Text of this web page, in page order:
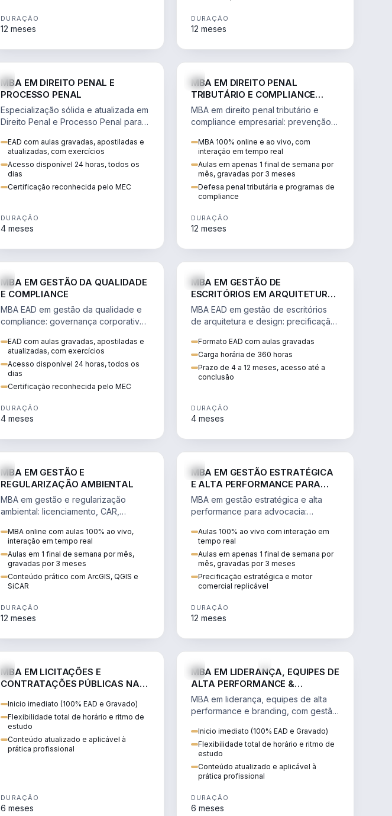
DURAÇÃO
12 meses
DURAÇÃO
12 meses
MBA EM DIREITO PENAL E
PROCESSO PENAL
Especialização sólida e atualizada em
Direito Penal e Processo Penal para a
jurídicos.
EAD com aulas gravadas, apostiladas e
atualizadas, com exercícios
Acesso disponível 24 horas, todos os
dias
Certificação reconhecida pelo MEC
DURAÇÃO
4 meses
MBA EM DIREITO PENAL
TRIBUTÁRIO E COMPLIANCE
EMPRESARIAL
MBA em direito penal tributário e
compliance empresarial: prevenção à
tributários e auditoria.
MBA 100% online e ao vivo, com
interação em tempo real
Aulas em apenas 1 final de semana por
mês, gravadas por 3 meses
Defesa penal tributária e programas de
compliance
DURAÇÃO
12 meses
MBA EM GESTÃO DA QUALIDADE
E COMPLIANCE
MBA EAD em gestão da qualidade e
compliance: governança corporativa,
contínua e IA aplicada a processos.
EAD com aulas gravadas, apostiladas e
atualizadas, com exercícios
Acesso disponível 24 horas, todos os
dias
Certificação reconhecida pelo MEC
DURAÇÃO
4 meses
MBA EM GESTÃO DE
ESCRITÓRIOS EM ARQUITETURA
E DESIGN
MBA EAD em gestão de escritórios
de arquitetura e design: precificação,
gestão de equipes criativas.
Formato EAD com aulas gravadas
Carga horária de 360 horas
Prazo de 4 a 12 meses, acesso até a
conclusão
DURAÇÃO
4 meses
MBA EM GESTÃO E
REGULARIZAÇÃO AMBIENTAL
MBA em gestão e regularização
ambiental: licenciamento, CAR,
perícia ambiental com ArcGIS, QGIS e
SiCAR.
MBA online com aulas 100% ao vivo,
interação em tempo real
Aulas em 1 final de semana por mês,
gravadas por 3 meses
Conteúdo prático com ArcGIS, QGIS e
SiCAR
DURAÇÃO
12 meses
MBA EM GESTÃO ESTRATÉGICA
E ALTA PERFORMANCE PARA
ADVOCACIA
MBA em gestão estratégica e alta
performance para advocacia:
escalável, lucrativo e bem
precificado.
Aulas 100% ao vivo com interação em
tempo real
Aulas em apenas 1 final de semana por
mês, gravadas por 3 meses
Precificação estratégica e motor
comercial replicável
DURAÇÃO
12 meses
MBA EM LICITAÇÕES E
CONTRATAÇÕES PÚBLICAS NA
Inicio imediato (100% EAD e Gravado)
Flexibilidade total de horário e ritmo de
estudo
Conteúdo atualizado e aplicável à
prática profissional
DURAÇÃO
6 meses
MBA EM LIDERANÇA, EQUIPES DE
ALTA PERFORMANCE &
BRANDING
MBA em liderança, equipes de alta
performance e branding, com gestão
e comunicação persuasiva.
Inicio imediato (100% EAD e Gravado)
Flexibilidade total de horário e ritmo de
estudo
Conteúdo atualizado e aplicável à
prática profissional
DURAÇÃO
6 meses